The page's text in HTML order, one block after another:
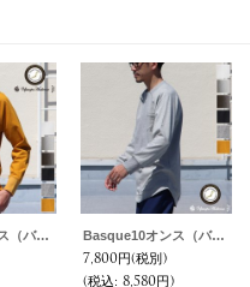
吊り編み天竺オーバーラップC/N グラスポケ付き L/S Tee【MADE IN TOKYO】『東京製』/ Upscape Audience 吊り編み天竺V/ネック L/S Tee【MADE IN TOKYO】『東京製』/ Upscape Audience
6,900円(税別)
(税込: 7,590円)